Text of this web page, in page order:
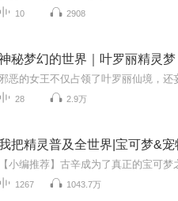
10 2908
秘梦幻的世界｜叶罗丽精灵梦
28 2.9万
把精灵普及全世界|宝可梦&
1267 1043.7万